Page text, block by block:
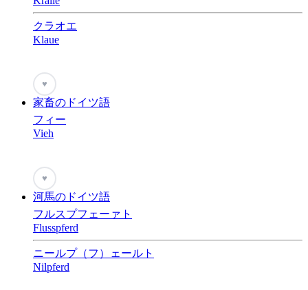
クラオエ
Klaue
♥
家畜のドイツ語
フィー
Vieh
♥
河馬のドイツ語
フルスプフェーァト
Flusspferd
ニールプ（フ）ェールト
Nilpferd